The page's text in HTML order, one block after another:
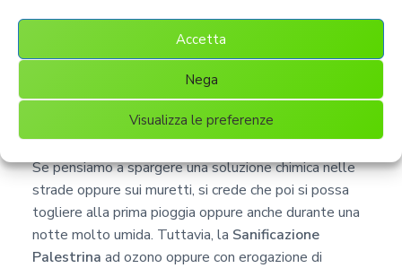
Accetta
Nega
Visualizza le preferenze
comuni
LaSanificazione Palestrinaavviene continuamente
negli interni di casa, ma viene anche chiamato
Sanificazione Palestrinaambientale quando si
effettuano in esterno.
Se pensiamo a spargere una soluzione chimica nelle
strade oppure sui muretti, si crede che poi si possa
togliere alla prima pioggia oppure anche durante una
notte molto umida. Tuttavia, la Sanificazione
Palestrina ad ozono oppure con erogazione di